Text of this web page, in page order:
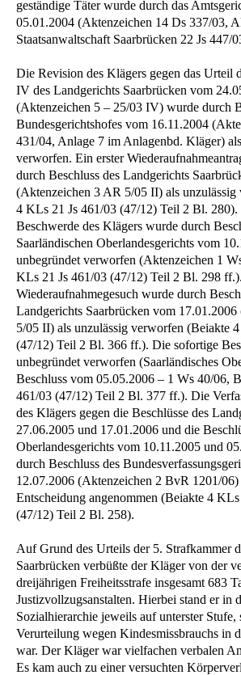
geständige Täter wurde durch das
05.01.2004 (Aktenzeichen 14 Ds 337/03,
Staatsanwaltschaft Saarbrücken 22 Js 447/
Die Revision des Klägers gegen das Urteil
IV des Landgerichts Saarbrücken vom
(Aktenzeichen 5 – 25/03 IV) wurde durch
Bundesgerichtshofes vom 16.11.2004
431/04, Anlage 7 im Anlagenbd. Kläger)
verworfen. Ein erster
durch Beschluss des Landgerichts
(Aktenzeichen 3 AR 5/05 II) als
4 KLs 21 Js 461/03 (47/12) Teil 2 Bl.
Beschwerde des Klägers wurde durch
Saarländischen Oberlandesgerichts vom
unbegründet verworfen (Aktenzeichen 1
KLs 21 Js 461/03 (47/12) Teil 2 Bl. 298
Wiederaufnahmegesuch wurde durch
Landgerichts Saarbrücken vom
5/05 II) als unzulässig verworfen (Beiakte
(47/12) Teil 2 Bl. 366 ff.). Die sofortige
unbegründet verworfen (Saarländisches
Beschluss vom 05.05.2006 – 1 Ws 40/06,
461/03 (47/12) Teil 2 Bl. 377 ff.). Die
des Klägers gegen die Beschlüsse des
27.06.2005 und 17.01.2006 und die
Oberlandesgerichts vom 10.11.2005 und
durch Beschluss des
12.07.2006 (Aktenzeichen 2 BvR 1201/
Entscheidung angenommen (Beiakte 4
(47/12) Teil 2 Bl. 258).
Auf Grund des Urteils der 5. Strafkammer
Saarbrücken verbüßte der Kläger von der
dreijährigen Freiheitsstrafe insgesamt 683
Justizvollzugsanstalten. Hierbei stand er in
Sozialhierarchie jeweils auf unterster Stufe,
Verurteilung wegen Kindesmissbrauchs in
war. Der Kläger war vielfachen verbalen
Es kam auch zu einer versuchten